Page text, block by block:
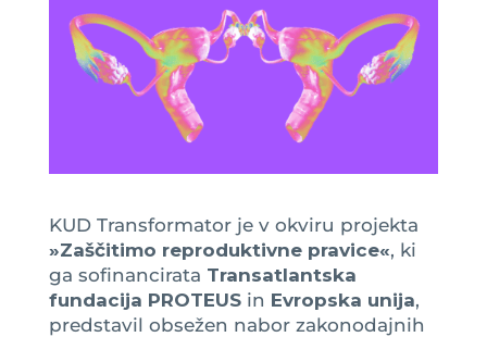
KUD Transformator je v okviru projekta
»Zaščitimo reproduktivne pravice«, ki
ga sofinancirata Transatlantska
fundacija PROTEUSin Evropska unija,
predstavil obsežen nabor zakonodajnih